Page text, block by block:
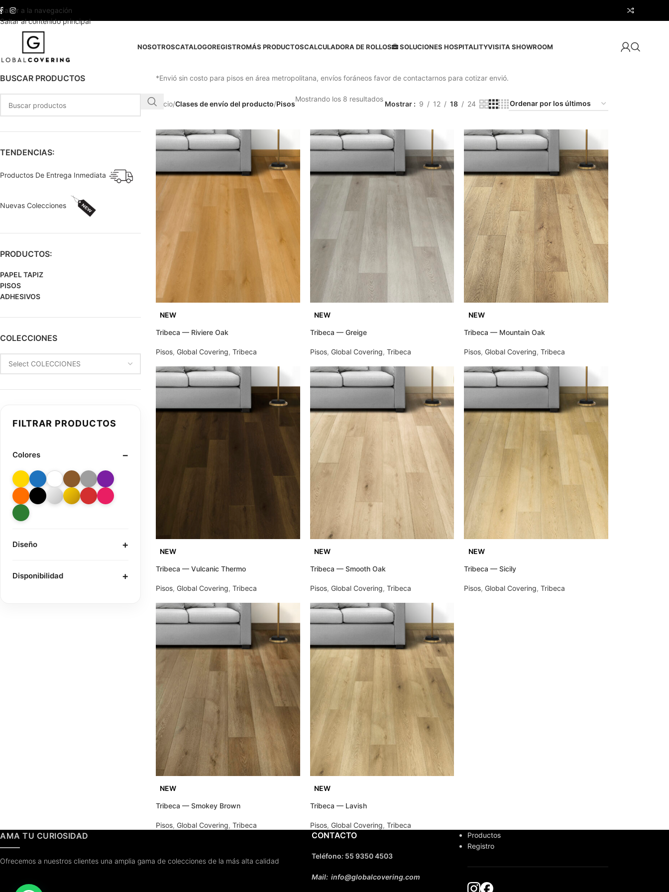
Saltar a la navegación
Saltar al contenido principal
NOSOTROSCATALOGOREGISTROMÁS PRODUCTOSCALCULADORA DE ROLLOS SOLUCIONES HOSPITALITYVISITA SHOWROOM
BUSCAR PRODUCTOS
TENDENCIAS:
Productos De Entrega Inmediata
Nuevas Colecciones
PRODUCTOS:
PAPEL TAPIZ
PISOS
ADHESIVOS
COLECCIONES
FILTRAR PRODUCTOS
Colores
Diseño
Disponibilidad
*Envió sin costo para pisos en área metropolitana, envíos foráneos favor de contactarnos para cotizar envió.
Inicio/Clases de envío del producto/Pisos
Mostrando los 8 resultados
Mostrar 9 12 18 24
NEW
Tribeca — Riviere Oak
Pisos, Global Covering, Tribeca
NEW
Tribeca — Greige
Pisos, Global Covering, Tribeca
NEW
Tribeca — Mountain Oak
Pisos, Global Covering, Tribeca
NEW
Tribeca — Vulcanic Thermo
Pisos, Global Covering, Tribeca
NEW
Tribeca — Smooth Oak
Pisos, Global Covering, Tribeca
NEW
Tribeca — Sicily
Pisos, Global Covering, Tribeca
NEW
Tribeca — Smokey Brown
Pisos, Global Covering, Tribeca
NEW
Tribeca — Lavish
Pisos, Global Covering, Tribeca
AMA TU CURIOSIDAD
Ofrecemos a nuestros clientes una amplia gama de colecciones de la más alta calidad
CONTACTO
Teléfono: 55 9350 4503
Mail: info@globalcovering.com
Productos
Registro